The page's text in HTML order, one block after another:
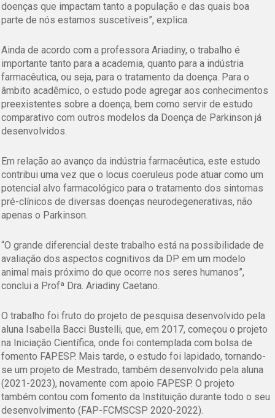
doenças que impactam tanto a população e das quais boa
parte de nós estamos suscetíveis”, explica.
Ainda de acordo com a professora Ariadiny, o trabalho é
importante tanto para a academia, quanto para a indústria
farmacêutica, ou seja, para o tratamento da doença. Para o
âmbito acadêmico, o estudo pode agregar aos conhecimentos
preexistentes sobre a doença, bem como servir de estudo
comparativo com outros modelos da Doença de Parkinson já
desenvolvidos.
Em relação ao avanço da indústria farmacêutica, este estudo
contribui uma vez que o locus coeruleus pode atuar como um
potencial alvo farmacológico para o tratamento dos sintomas
pré-clínicos de diversas doenças neurodegenerativas, não
apenas o Parkinson.
“O grande diferencial deste trabalho está na possibilidade de
avaliação dos aspectos cognitivos da DP em um modelo
animal mais próximo do que ocorre nos seres humanos”,
conclui a Profª Dra. Ariadiny Caetano.
O trabalho foi fruto do projeto de pesquisa desenvolvido pela
aluna Isabella Bacci Bustelli, que, em 2017, começou o projeto
na Iniciação Científica, onde foi contemplada com bolsa de
fomento FAPESP. Mais tarde, o estudo foi lapidado, tornando-
se um projeto de Mestrado, também desenvolvido pela aluna
(2021-2023), novamente com apoio FAPESP. O projeto
também contou com fomento da Instituição durante todo o seu
desenvolvimento (FAP-FCMSCSP 2020-2022).